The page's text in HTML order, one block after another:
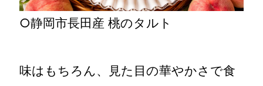
○静岡市長田産 桃のタルト
味はもちろん、見た目の華やかさで食